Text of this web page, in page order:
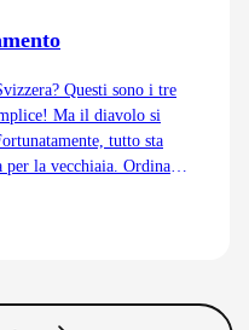
Questi sono i tre
Ma il diavolo si
tutto sta
la vecchiaia. Ordinata